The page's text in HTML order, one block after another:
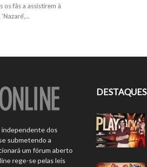
os fãs a assistirem à
dos
submetendo a
um fórum aberto
rege-se pelas leis
DESTAQUES